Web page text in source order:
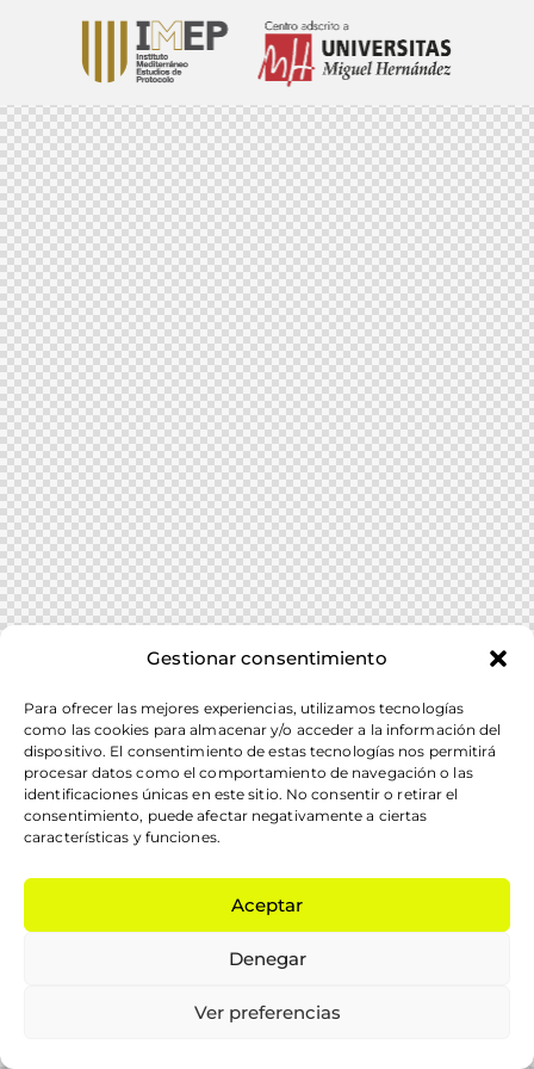
Gestionar consentimiento
Para ofrecer las mejores experiencias, utilizamos tecnologías
como las cookies para almacenar y/o acceder a la información del
dispositivo. El consentimiento de estas tecnologías nos permitirá
procesar datos como el comportamiento de navegación o las
identificaciones únicas en este sitio. No consentir o retirar el
consentimiento, puede afectar negativamente a ciertas
características y funciones.
Aceptar
Denegar
Ver preferencias